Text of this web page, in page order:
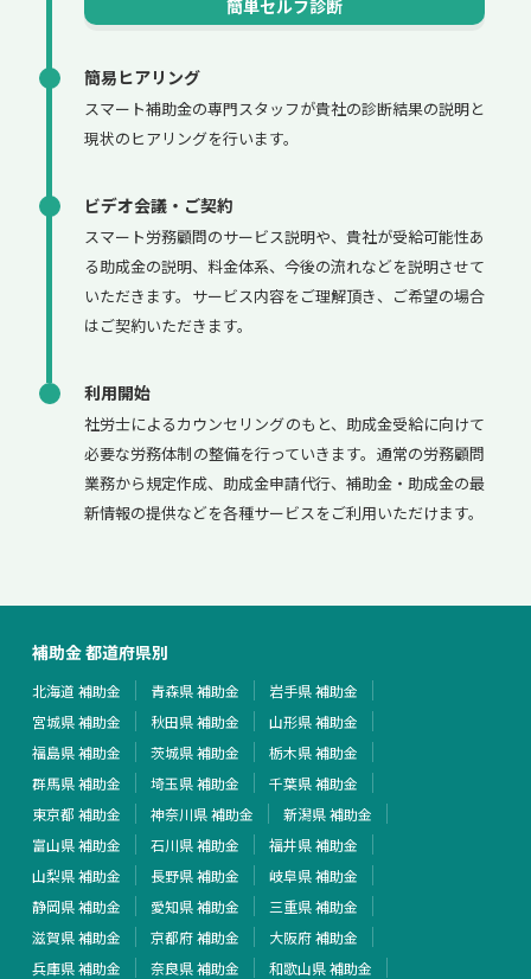
簡単セルフ診断
簡易ヒアリング
スマート補助金の専門スタッフが貴社の診断結果の説明と
現状のヒアリングを行います。
ビデオ会議・ご契約
スマート労務顧問のサービス説明や、貴社が受給可能性あ
る助成金の説明、料金体系、今後の流れなどを説明させて
いただきます。サービス内容をご理解頂き、ご希望の場合
はご契約いただきます。
利用開始
社労士によるカウンセリングのもと、助成金受給に向けて
必要な労務体制の整備を行っていきます。通常の労務顧問
業務から規定作成、助成金申請代行、補助金・助成金の最
新情報の提供などを各種サービスをご利用いただけます。
補助金 都道府県別
北海道 補助金 青森県 補助金
岩手県 補助金
宮城県 補助金
秋田県 補助金
山形県 補助金
福島県 補助金
茨城県 補助金
栃木県 補助金
群馬県 補助金
埼玉県 補助金
千葉県 補助金
東京都 補助金
神奈川県 補助金
新潟県 補助金
富山県 補助金
石川県 補助金
福井県 補助金
山梨県 補助金
長野県 補助金
岐阜県 補助金
静岡県 補助金
愛知県 補助金
三重県 補助金
滋賀県 補助金
京都府 補助金
大阪府 補助金
兵庫県 補助金
奈良県 補助金
和歌山県 補助金